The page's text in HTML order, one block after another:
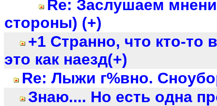
Re: Заслушаем
стороны) (+)
+1 Странно, что кто-то
это как наезд(+)
Re: Лыжи г%вно.
Знаю.... Но есть одна